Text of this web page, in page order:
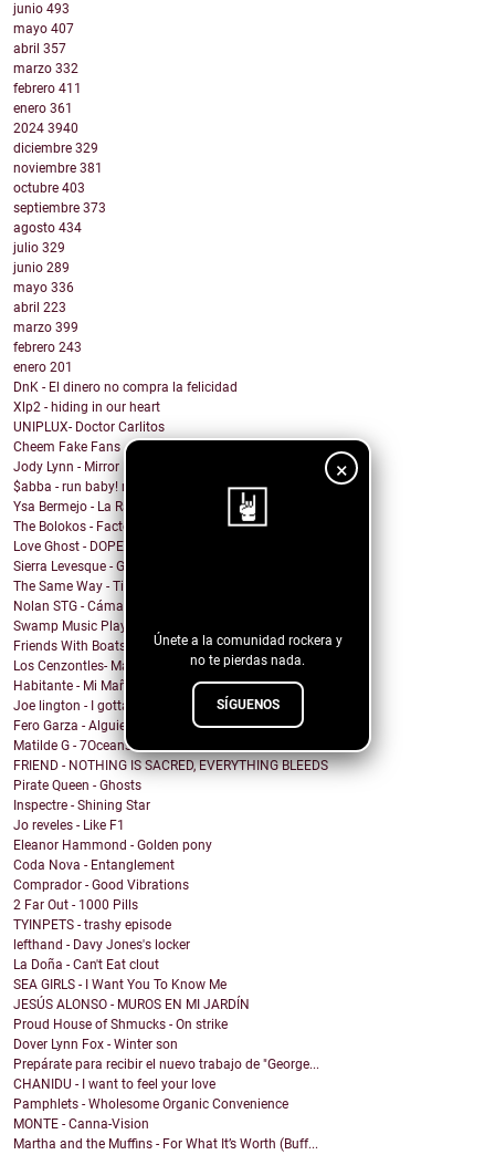
×
Únete a la comunidad rockera y
no te pierdas nada.
SÍGUENOS
junio 493
mayo 407
abril 357
marzo 332
febrero 411
enero 361
2024 3940
diciembre 329
noviembre 381
octubre 403
septiembre 373
agosto 434
julio 329
junio 289
mayo 336
abril 223
marzo 399
febrero 243
enero 201
DnK - El dinero no compra la felicidad
Xlp2 - hiding in our heart
UNIPLUX- Doctor Carlitos
Cheem Fake Fans
Jody Lynn - Mirror Mirror
$abba - run baby! run baby!
Ysa Bermejo - La Razón
The Bolokos - Factory
Love Ghost - DOPEMAN
Sierra Levesque - GET OFF MY STAGE
The Same Way - Time On Loan
Nolan STG - Cámara Lenta
Swamp Music Players - Free Color TV
Friends With Boats - The Point
Los Cenzontles- Matanga
Habitante - Mi Mañana
Joe lington - I gotta be with you
Fero Garza - Alguien Como Tú
Matilde G - 7Oceans
FRIEND - NOTHING IS SACRED, EVERYTHING BLEEDS
Pirate Queen - Ghosts
Inspectre - Shining Star
Jo reveles - Like F1
Eleanor Hammond - Golden pony
Coda Nova - Entanglement
Comprador - Good Vibrations
2 Far Out - 1000 Pills
TYINPETS - trashy episode
lefthand - Davy Jones's locker
La Doña - Can't Eat clout
SEA GIRLS - I Want You To Know Me
JESÚS ALONSO - MUROS EN MI JARDÍN
Proud House of Shmucks - On strike
Dover Lynn Fox - Winter son
Prepárate para recibir el nuevo trabajo de "George...
CHANIDU - I want to feel your love
Pamphlets - Wholesome Organic Convenience
MONTE - Canna-Vision
Martha and the Muffins - For What It’s Worth (Buff...